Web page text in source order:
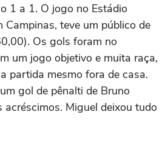
1 a 1. O jogo no Estádio
Campinas, teve um público de
Os gols foram no
um jogo objetivo e muita raça,
partida mesmo fora de casa.
gol de pênalti de Bruno
acréscimos. Miguel deixou tudo